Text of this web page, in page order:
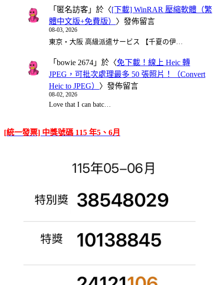
「 匿名訪客 」於〈[下載] WinRAR 壓縮軟體（繁
體中文版+免費版） 〉發佈留言
08-03, 2026
東京・大阪 高級派遣サービス 【千夏の伊…
「 bowie 2674 」於〈免下載！線上 Heic 轉
JPEG，可批次處理最多 50 張照片！（Convert
Heic to JPEG） 〉發佈留言
08-02, 2026
Love that I can batc…
[統一發票] 中獎號碼 115 年5、6月